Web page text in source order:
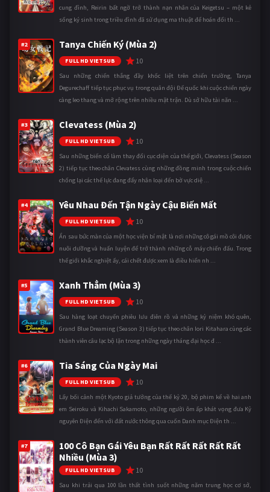
cung đình, Reirin bất ngờ trở thành nạn nhân của Keigetsu – một kẻ
sống ký sinh trong triều đình đã sử dụng ma thuật để hoán đổi th ...
#2 Tanya Chiến Ký (Mùa 2)
FULL HD VIETSUB 10
Sau những chiến thắng đầy khốc liệt trên chiến trường, Tanya
Degurechaff tiếp tục phục vụ trong quân đội Đế quốc khi cuộc chiến ngày
càng leo thang và mở rộng trên nhiều mặt trận. Dù sở hữu tài năn ...
#3 Clevatess (Mùa 2)
FULL HD VIETSUB 10
Sau những biến cố làm thay đổi cục diện của thế giới, Clevatess (Season
2) tiếp tục theo chân Clevatess cùng những đồng minh trong cuộc chiến
chống lại các thế lực đang đẩy nhân loại đến bờ vực diệ ...
#4 Yêu Nhau Đến Tận Ngày Cậu Biến Mất
FULL HD VIETSUB 10
Ẩn sau bức màn của một học viện bí mật là nơi những cô gái mồ côi được
nuôi dưỡng và huấn luyện để trở thành những cỗ máy chiến đấu. Trong
thế giới khắc nghiệt ấy, cái chết được xem là điều hiển nh ...
#5 Xanh Thẳm (Mùa 3)
FULL HD VIETSUB 10
Sau hàng loạt chuyến phiêu lưu điên rồ và những kỷ niệm khó quên,
Grand Blue Dreaming (Season 3) tiếp tục theo chân Iori Kitahara cùng các
thành viên câu lạc bộ lặn trong những ngày tháng đại học đ ...
#6 Tia Sáng Của Ngày Mai
FULL HD VIETSUB 10
Lấy bối cảnh một Kyoto giả tưởng của thế kỷ 20, bộ phim kể về hai anh
em Seiroku và Kihachi Sakamoto, những người ôm ấp khát vọng đưa Kỷ
nguyên Điện đến với đất nước thông qua cuốn Danh mục Điện th ...
#7
100 Cô Bạn Gái Yêu Bạn Rất Rất Rất Rất Rất
Nhiều (Mùa 3)
FULL HD VIETSUB 10
Sau khi trải qua 100 lần thất tình suốt những năm trung học cơ sở,